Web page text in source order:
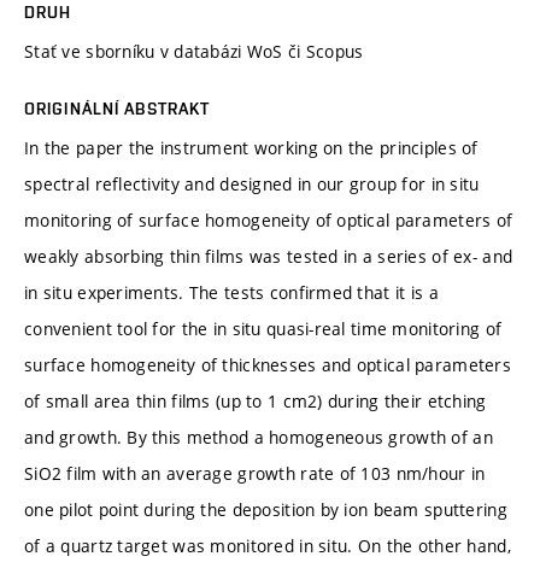
DRUH
Stať ve sborníku v databázi WoS či Scopus
ORIGINÁLNÍ ABSTRAKT
In the paper the instrument working on the principles of
spectral reflectivity and designed in our group for in situ
monitoring of surface homogeneity of optical parameters of
weakly absorbing thin films was tested in a series of ex- and
in situ experiments. The tests confirmed that it is a
convenient tool for the in situ quasi-real time monitoring of
surface homogeneity of thicknesses and optical parameters
of small area thin films (up to 1 cm2) during their etching
and growth. By this method a homogeneous growth of an
SiO2 film with an average growth rate of 103 nm/hour in
one pilot point during the deposition by ion beam sputtering
of a quartz target was monitored in situ. On the other hand,